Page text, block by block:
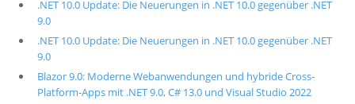
.NET 10.0 Update: Die Neuerungen in .NET 10.0 gegenüber .NET
9.0
.NET 10.0 Update: Die Neuerungen in .NET 10.0 gegenüber .NET
9.0
Blazor 9.0: Moderne Webanwendungen und hybride Cross-
Platform-Apps mit .NET 9.0, C# 13.0 und Visual Studio 2022